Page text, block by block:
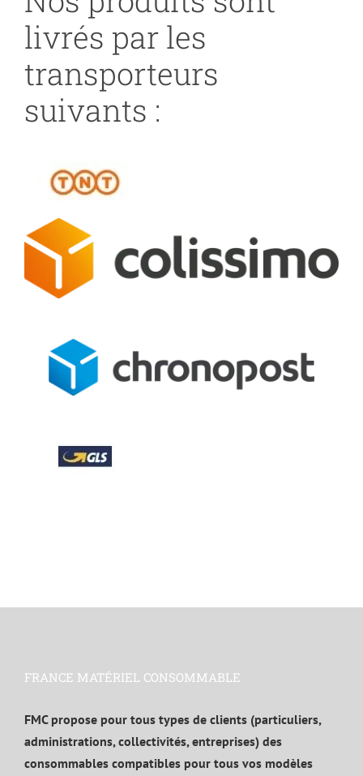
livrés par les
transporteurs
suivants :
FRANCE MATÉRIEL CONSOMMABLE
FMC propose pour tous types de clients (particuliers,
administrations, collectivités, entreprises) des
consommables compatibles pour tous vos modèles